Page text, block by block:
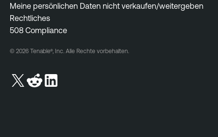
Meine persönlichen Daten nicht verkaufen/weitergeben
Rechtliches
508 Compliance
© 2026 Tenable®, Inc. Alle Rechte vorbehalten.